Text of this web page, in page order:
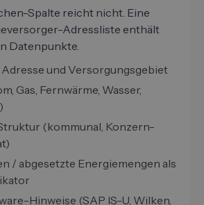
Spalte reicht nicht. Eine
Adressliste enthält
Datenpunkte.
und Versorgungsgebiet
Gas, Fernwärme, Wasser,
(kommunal, Konzern-
/ abgesetzte Energiemengen als
Hinweise (SAP IS-U, Wilken,